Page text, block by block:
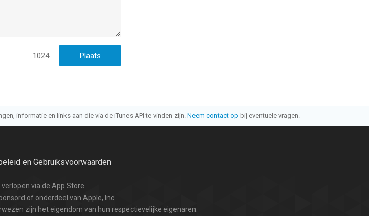
1024
informatie en links aan die via de iTunes API te vinden zijn. Neem contact op bij eventuele vragen.
en Gebruiksvoorwaarden
via de App Store.
of onderdeel van Apple, Inc.
zijn het eigendom van hun respectievelijke eigenaren.